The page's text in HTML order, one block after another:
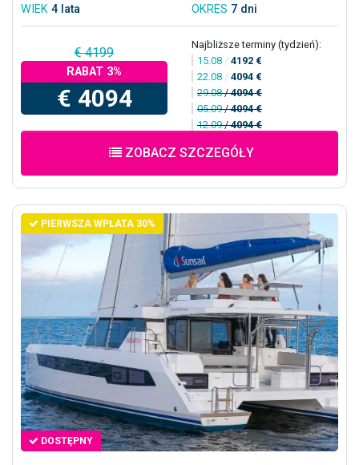
WIEK 4 lata OKRES 7 dni
€ 4199
RABAT 3%
€ 4094
Najbliższe terminy (tydzień):
15.08 / 4192 €
22.08 / 4094 €
29.08/4094 €
05.09/4094 €
12.09/4094 €
ZOBACZ SZCZEGÓŁY
PIERWSZA WPŁATA 30%
DOSTĘPNY